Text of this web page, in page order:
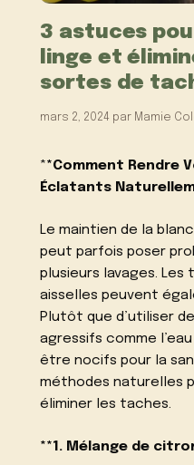
3 astuces
linge et
sortes de
mars 2, 2024 par Mamie
**Comment Rendre
Éclatants
Le maintien de la
peut parfois poser
plusieurs lavages.
aisselles peuvent
Plutôt que d’utiliser
agressifs comme
être nocifs pour la
méthodes naturelles
éliminer les taches.
**1. Mélange de